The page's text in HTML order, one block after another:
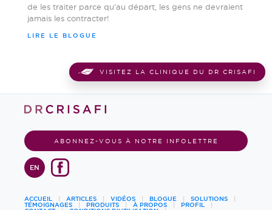
de les traiter parce qu’au départ, les gens ne devraient
jamais les contracter!
LIRE LE BLOGUE
VISITEZ LA CLINIQUE DU DR CRISAFI
ABONNEZ-VOUS À NOTRE INFOLETTRE
EN
ACCUEIL ARTICLES VIDÉOS BLOGUE
SOLUTIONS
TÉMOIGNAGES
PRODUITS À PROPOS
PROFIL